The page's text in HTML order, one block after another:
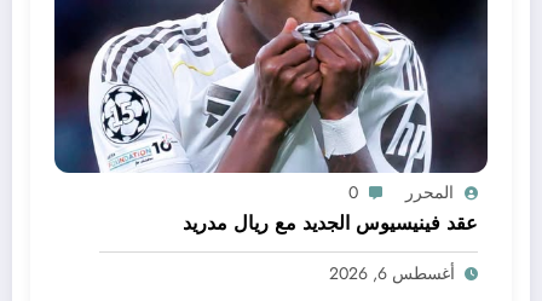
المحرر 0
عقد فينيسيوس الجديد مع ريال مدريد
أغسطس 6, 2026